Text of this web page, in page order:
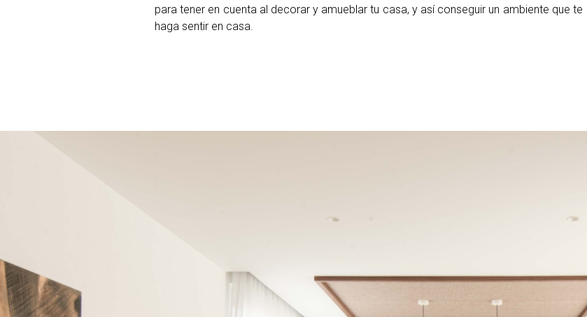
para tener en cuenta al decorar y amueblar tu casa, y así conseguir un ambiente que te
haga sentir en casa.